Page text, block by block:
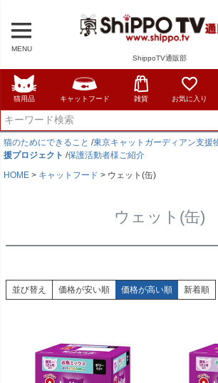
MENU
ShippoTV通販部
猫用品 キャットフード 雑貨 お気に入り
猫のためにできること /東京キャットガーディアン支援
援プロジェクト /保護活動者様ご紹介
HOME
キャットフード ウェット(缶)
ウェット(缶)
並び替え 価格が安い順 価格が高い順 新着順